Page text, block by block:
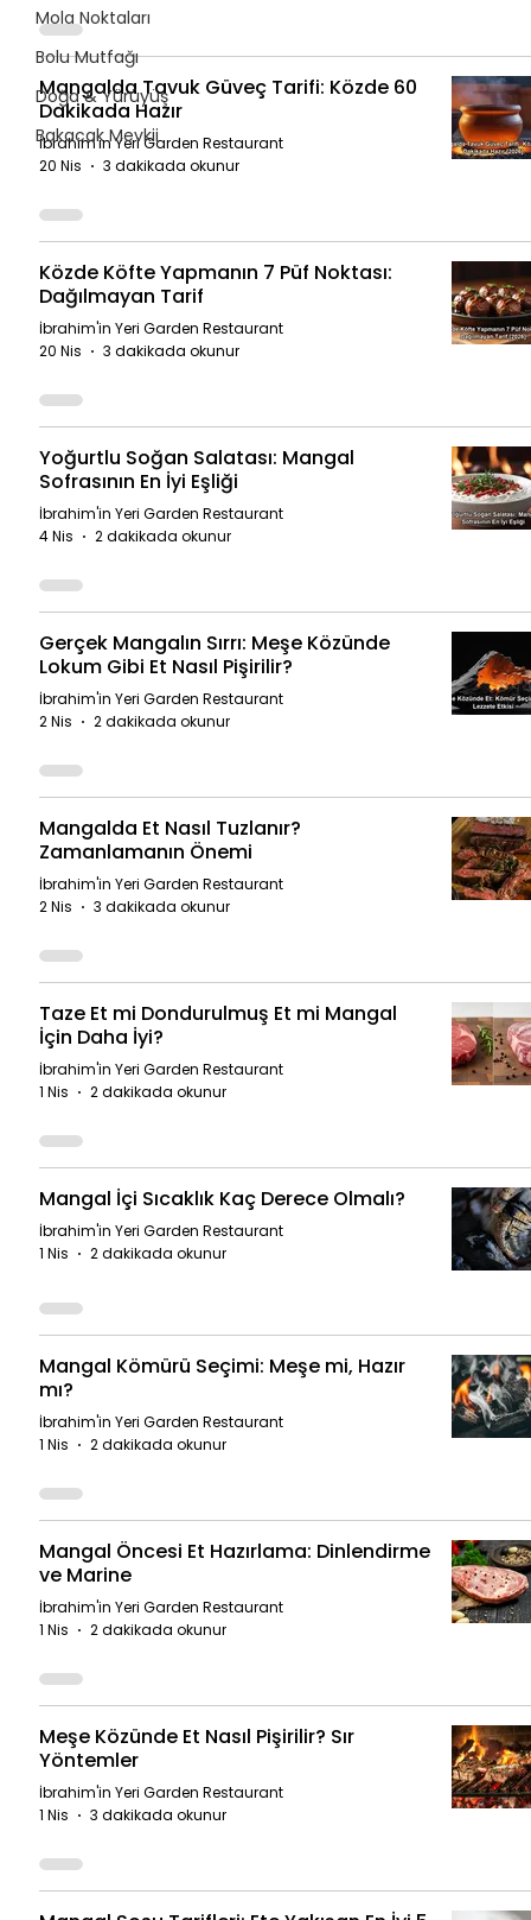
Mola Noktaları
Bolu Mutfağı
Doğa & Yürüyüş
Bakacak Mevkii
Mangalda Tavuk Güveç Tarifi: Közde 60
Dakikada Hazır
İbrahim'in Yeri Garden Restaurant
20 Nis
3 dakikada okunur
Közde Köfte Yapmanın 7 Püf Noktası:
Dağılmayan Tarif
İbrahim'in Yeri Garden Restaurant
20 Nis
3 dakikada okunur
Yoğurtlu Soğan Salatası: Mangal
Sofrasının En İyi Eşliği
İbrahim'in Yeri Garden Restaurant
4 Nis
2 dakikada okunur
Gerçek Mangalın Sırrı: Meşe Közünde
Lokum Gibi Et Nasıl Pişirilir?
İbrahim'in Yeri Garden Restaurant
2 Nis
2 dakikada okunur
Mangalda Et Nasıl Tuzlanır?
Zamanlamanın Önemi
İbrahim'in Yeri Garden Restaurant
2 Nis
3 dakikada okunur
Taze Et mi Dondurulmuş Et mi Mangal
İçin Daha İyi?
İbrahim'in Yeri Garden Restaurant
1 Nis
2 dakikada okunur
Mangal İçi Sıcaklık Kaç Derece Olmalı?
İbrahim'in Yeri Garden Restaurant
1 Nis
2 dakikada okunur
Mangal Kömürü Seçimi: Meşe mi, Hazır
mı?
İbrahim'in Yeri Garden Restaurant
1 Nis
2 dakikada okunur
Mangal Öncesi Et Hazırlama: Dinlendirme
ve Marine
İbrahim'in Yeri Garden Restaurant
1 Nis
2 dakikada okunur
Meşe Közünde Et Nasıl Pişirilir? Sır
Yöntemler
İbrahim'in Yeri Garden Restaurant
1 Nis
3 dakikada okunur